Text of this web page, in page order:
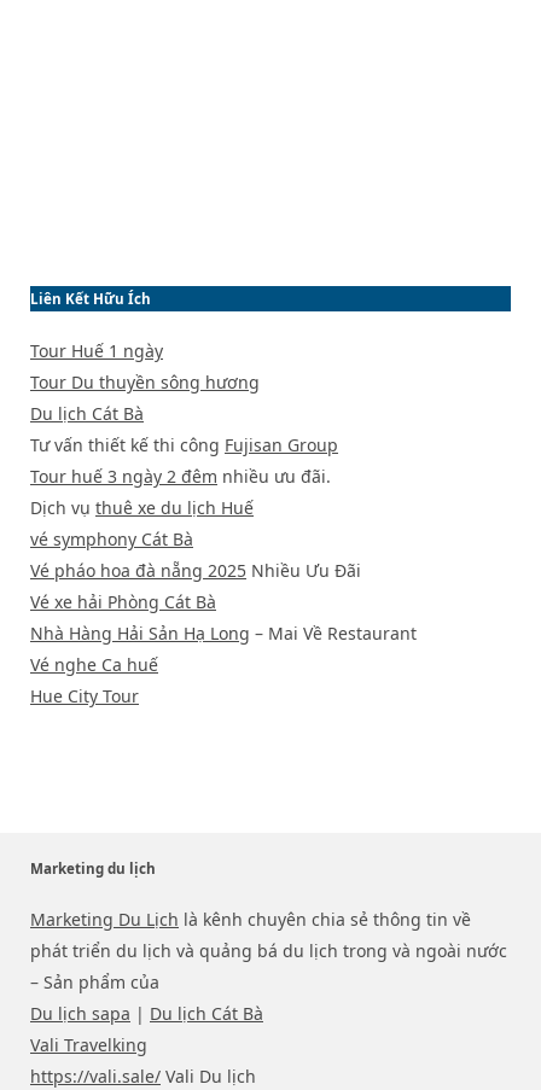
Liên Kết Hữu Ích
Tour Huế 1 ngày
Tour Du thuyền sông hương
Du lịch Cát Bà
Tư vấn thiết kế thi công Fujisan Group
Tour huế 3 ngày 2 đêm nhiều ưu đãi.
Dịch vụ thuê xe du lịch Huế
vé symphony Cát Bà
Vé pháo hoa đà nẵng 2025 Nhiều Ưu Đãi
Vé xe hải Phòng Cát Bà
Nhà Hàng Hải Sản Hạ Long – Mai Về Restaurant
Vé nghe Ca huế
Hue City Tour
Marketing du lịch
Marketing Du Lịch là kênh chuyên chia sẻ thông tin về
phát triển du lịch và quảng bá du lịch trong và ngoài nước
– Sản phẩm của
Du lịch sapa | Du lịch Cát Bà
Vali Travelking
https://vali.sale/ Vali Du lịch